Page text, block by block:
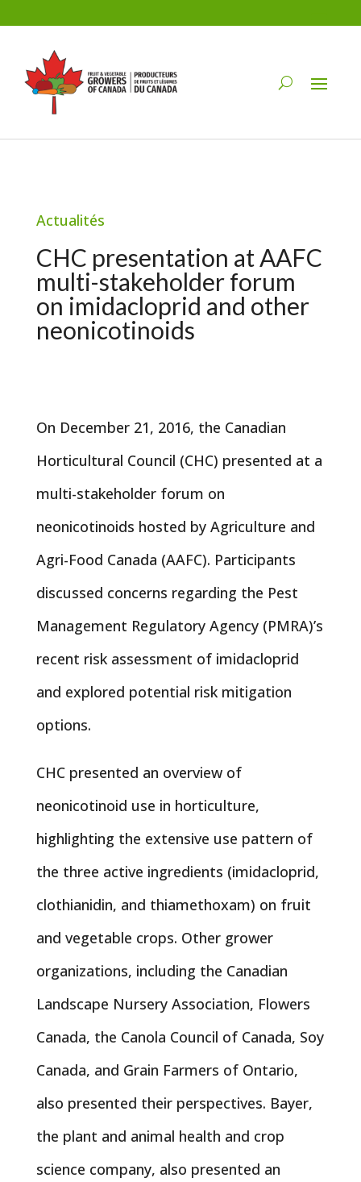
Actualités
CHC presentation at AAFC
multi-stakeholder forum
on imidacloprid and other
neonicotinoids
On December 21, 2016, the Canadian
Horticultural Council (CHC) presented at a
multi-stakeholder forum on
neonicotinoids hosted by Agriculture and
Agri-Food Canada (AAFC). Participants
discussed concerns regarding the Pest
Management Regulatory Agency (PMRA)’s
recent risk assessment of imidacloprid
and explored potential risk mitigation
options.
CHC presented an overview of
neonicotinoid use in horticulture,
highlighting the extensive use pattern of
the three active ingredients (imidacloprid,
clothianidin, and thiamethoxam) on fruit
and vegetable crops. Other grower
organizations, including the Canadian
Landscape Nursery Association, Flowers
Canada, the Canola Council of Canada, Soy
Canada, and Grain Farmers of Ontario,
also presented their perspectives. Bayer,
the plant and animal health and crop
science company, also presented an